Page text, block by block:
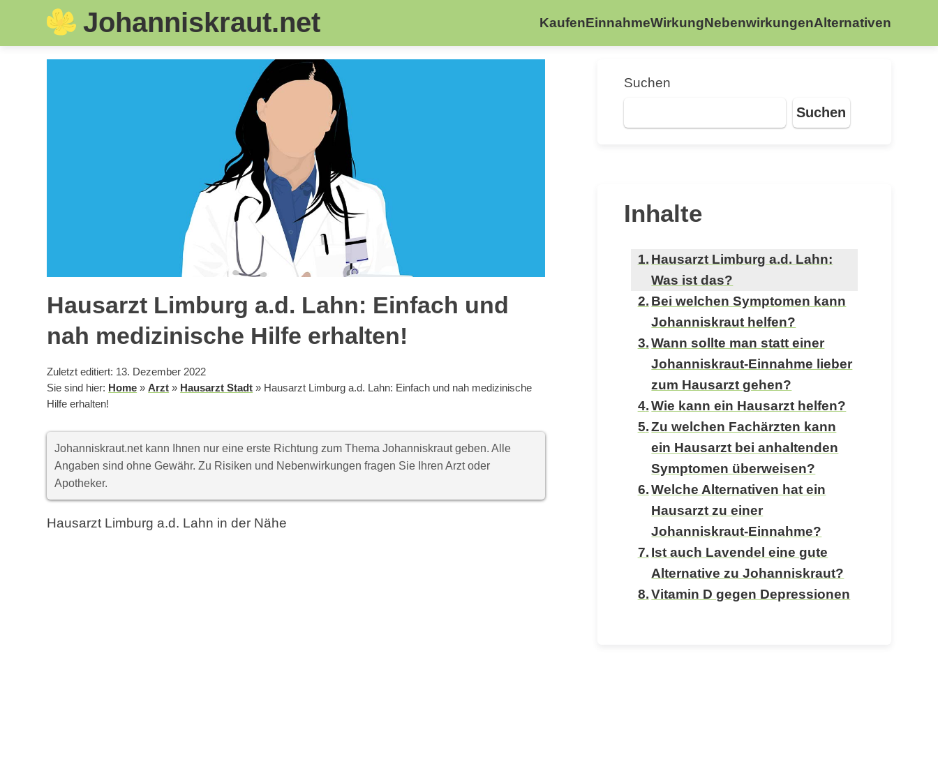
Johanniskraut.net KaufenEinnahmeWirkungNebenwirkungenAlternativen
Hausarzt Limburg a.d. Lahn: Einfach und
nah medizinische Hilfe erhalten!
Zuletzt editiert: 13. Dezember 2022
Sie sind hier: Home »Arzt » Hausarzt Stadt » Hausarzt Limburg a.d. Lahn: Einfach und nah medizinische
Hilfe erhalten!
Johanniskraut.net kann Ihnen nur eine erste Richtung zum Thema Johanniskraut geben. Alle
Angaben sind ohne Gewähr. Zu Risiken und Nebenwirkungen fragen Sie Ihren Arzt oder
Apotheker.
Hausarzt Limburg a.d. Lahn in der Nähe
Suchen
Suchen
Inhalte
Hausarzt Limburg a.d. Lahn:
Was ist das?
Bei welchen Symptomen kann
Johanniskraut helfen?
Wann sollte man statt einer
Johanniskraut-Einnahme lieber
zum Hausarzt gehen?
Wie kann ein Hausarzt helfen?
Zu welchen Fachärzten kann
ein Hausarzt bei anhaltenden
Symptomen überweisen?
Welche Alternativen hat ein
Hausarzt zu einer
Johanniskraut-Einnahme?
Ist auch Lavendel eine gute
Alternative zu Johanniskraut?
Vitamin D gegen Depressionen